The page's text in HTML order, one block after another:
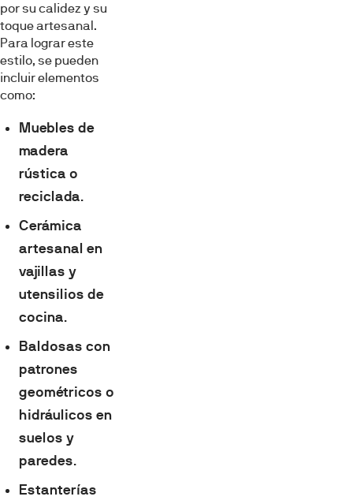
por su calidez y su
toque artesanal.
Para lograr este
estilo, se pueden
incluir elementos
como:
Muebles de
madera
rústica o
reciclada.
Cerámica
artesanal en
vajillas y
utensilios de
cocina.
Baldosas con
patrones
geométricos o
hidráulicos en
suelos y
paredes.
Estanterías